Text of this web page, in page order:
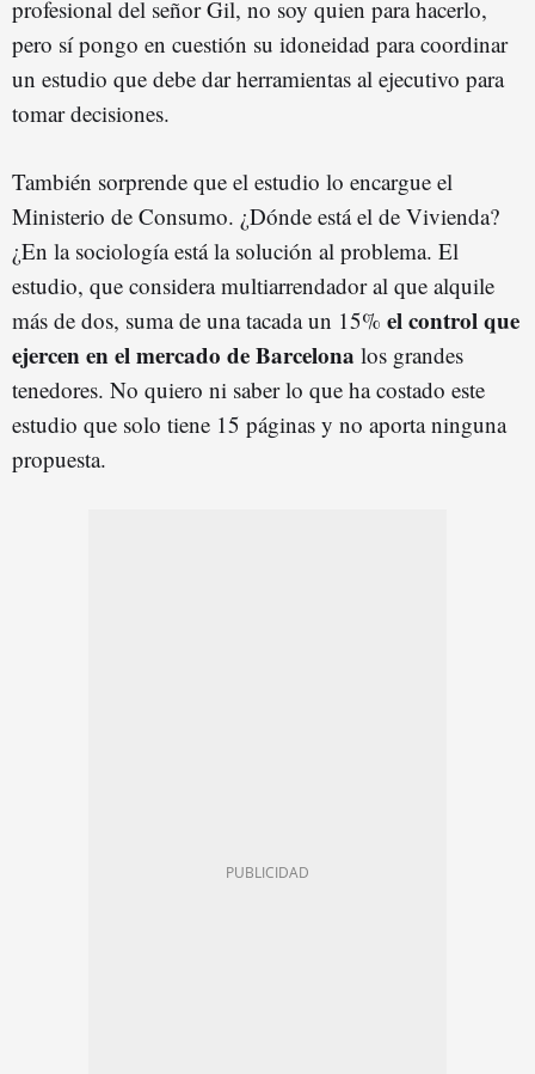
profesional del señor Gil, no soy quien para hacerlo,
pero sí pongo en cuestión su idoneidad para coordinar
un estudio que debe dar herramientas al ejecutivo para
tomar decisiones.
También sorprende que el estudio lo encargue el
Ministerio de Consumo. ¿Dónde está el de Vivienda?
¿En la sociología está la solución al problema. El
estudio, que considera multiarrendador al que alquile
más de dos, suma de una tacada un 15% el control que
ejercen en el mercado de Barcelona los grandes
tenedores. No quiero ni saber lo que ha costado este
estudio que solo tiene 15 páginas y no aporta ninguna
propuesta.